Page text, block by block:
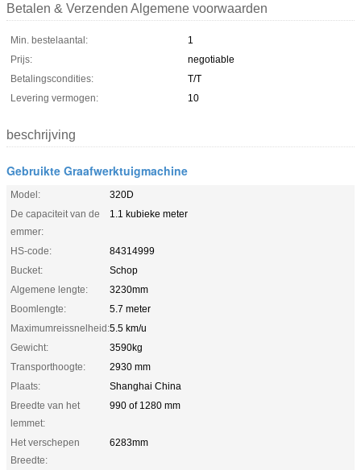
Betalen & Verzenden Algemene voorwaarden
Min. bestelaantal:
1
Prijs:
negotiable
Betalingscondities:
T/T
Levering vermogen:
10
beschrijving
Gebruikte Graafwerktuigmachine
Model:
320D
De capaciteit van de
emmer:
1.1 kubieke meter
HS-code:
84314999
Bucket:
Schop
Algemene lengte:
3230mm
Boomlengte:
5.7 meter
Maximumreissnelheid:5.5 km/u
Gewicht:
3590kg
Transporthoogte:
2930 mm
Plaats:
Shanghai China
Breedte van het
lemmet:
990 of 1280 mm
Het verschepen
Breedte:
6283mm